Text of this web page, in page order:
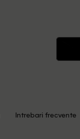
Intrebari frecvente